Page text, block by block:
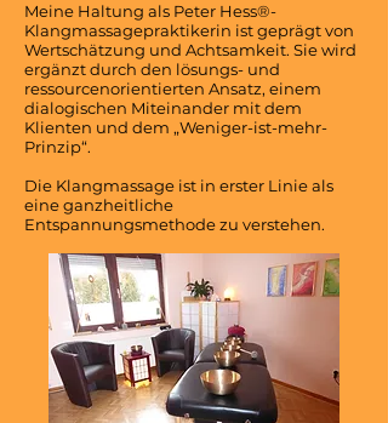
Meine Haltung als Peter Hess®-
Klangmassagepraktikerin ist geprägt von
Wertschätzung und Achtsamkeit. Sie wird
ergänzt durch den lösungs- und
ressourcenorientierten Ansatz, einem
dialogischen Miteinander mit dem
Klienten und dem „Weniger-ist-mehr-
Prinzip“.
Die Klangmassage ist in erster Linie als
eine ganzheitliche
Entspannungsmethode zu verstehen.